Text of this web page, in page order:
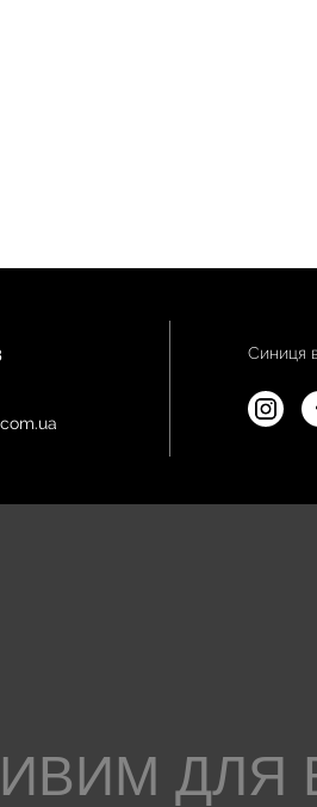
Синиця
ДЛЯ